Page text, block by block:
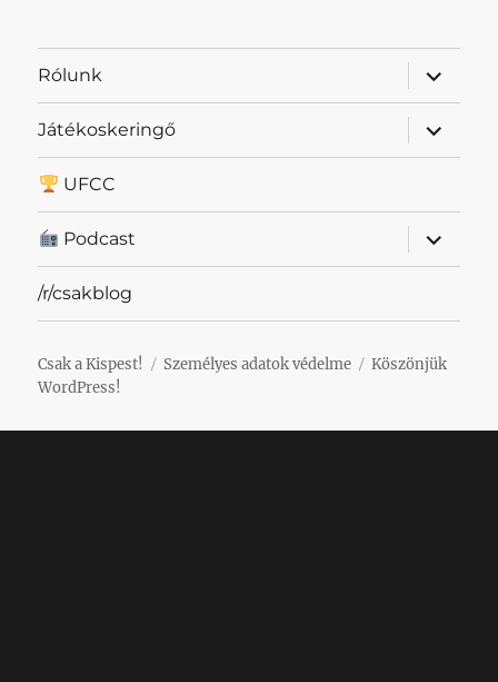
Rólunk
almenü
Játékoskeringő
almenü
UFCC
Podcast
almenü
/r/csakblog
Csak a Kispest! Személyes adatok védelme
Köszönjük
WordPress!